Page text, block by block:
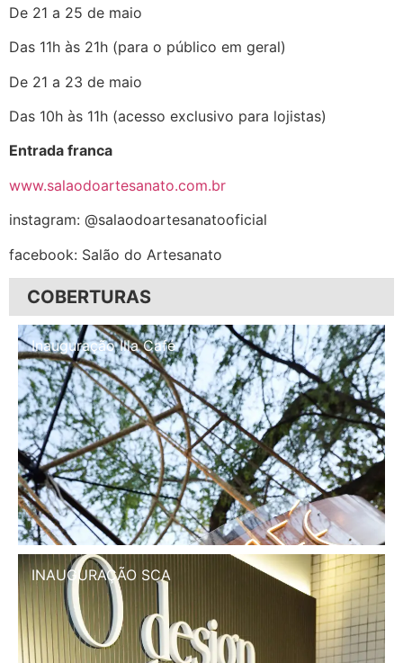
De 21 a 25 de maio
Das 11h às 21h (para o público em geral)
De 21 a 23 de maio
Das 10h às 11h (acesso exclusivo para lojistas)
Entrada franca
www.salaodoartesanato.com.br
instagram: @salaodoartesanatooficial
facebook: Salão do Artesanato
COBERTURAS
Inauguração Illa Café
INAUGURAÇÃO SCA